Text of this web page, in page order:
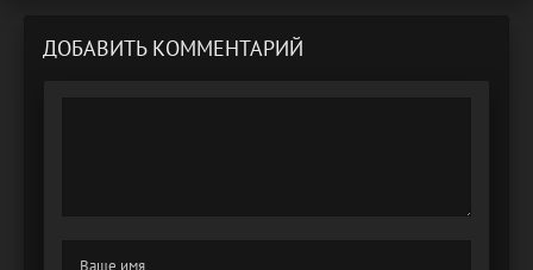
ДОБАВИТЬ КОММЕНТАРИЙ